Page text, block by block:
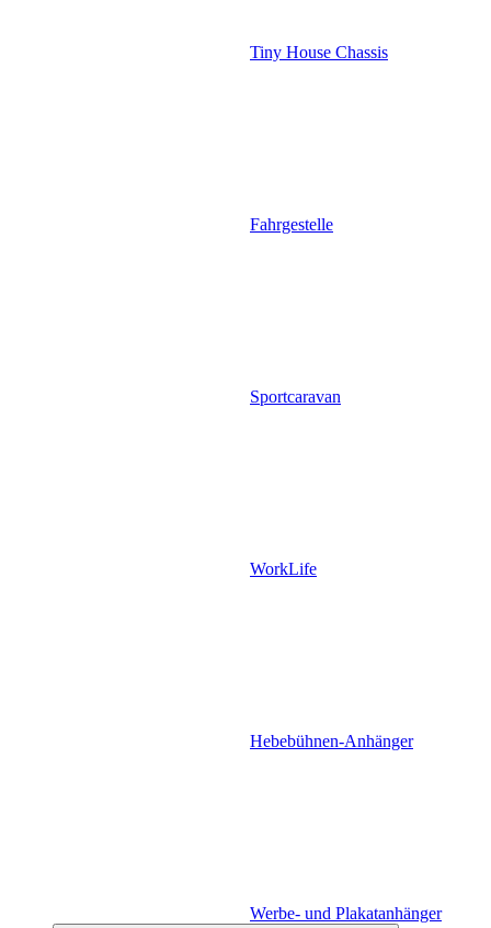
Tiny House Chassis
Fahrgestelle
Sportcaravan
WorkLife
Hebebühnen-Anhänger
Werbe- und Plakatanhänger